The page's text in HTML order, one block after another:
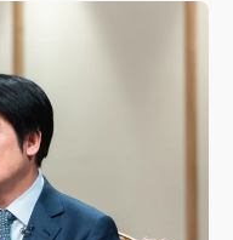
災情 侯友宜揭這類災
百毫米 水塔、雨棚